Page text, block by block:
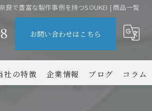
良で豊富な製作事例を持つSOUKEI | 商品一覧
お問い合わせはこちら
社の特徴 企業情報 ブログ コラム